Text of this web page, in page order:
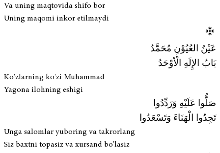
Va uning maqtovida shifo bor
Uning maqomi inkor etilmaydi
عَيْنُ العُيُوْنِ مُحَمَّدُ
بَابُ الإِلَهِ الْأوْحَدُ
Ko'zlarning ko'zi Muhammad
Yagona ilohning eshigi
صَلُّوا عَلَيْهِ وَرَدِّدُوا
تَجِدُوا الْهَنَاءَ وَتَسْعَدُوا
Unga salomlar yuboring va takrorlang
Siz baxtni topasiz va xursand bo'lasiz